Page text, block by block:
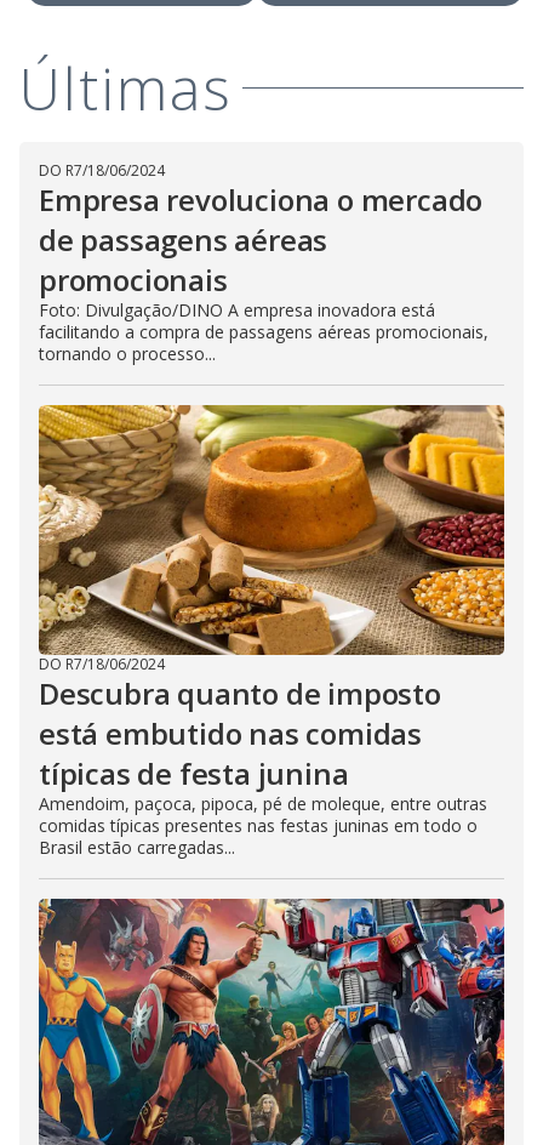
Últimas
DO R7/18/06/2024
Empresa revoluciona o mercado
de passagens aéreas
promocionais
Foto: Divulgação/DINO A empresa inovadora está
facilitando a compra de passagens aéreas promocionais,
tornando o processo...
DO R7/18/06/2024
Descubra quanto de imposto
está embutido nas comidas
típicas de festa junina
Amendoim, paçoca, pipoca, pé de moleque, entre outras
comidas típicas presentes nas festas juninas em todo o
Brasil estão carregadas...